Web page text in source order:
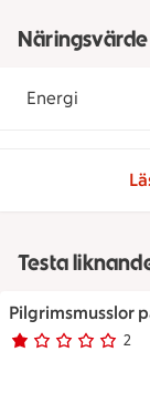
Energi
Testa
Pilgrimsmusslor
Betyg 1 av 5.
2
2 personer har